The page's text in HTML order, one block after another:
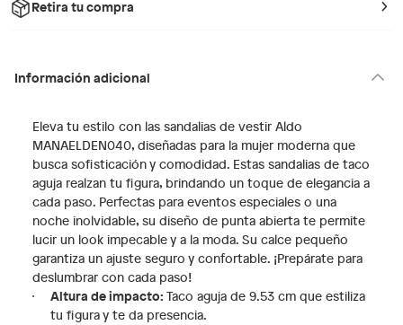
Retira tu compra
Información adicional
Eleva tu estilo con las sandalias de vestir Aldo
MANAELDEN040, diseñadas para la mujer moderna que
busca sofisticación y comodidad. Estas sandalias de taco
aguja realzan tu figura, brindando un toque de elegancia a
cada paso. Perfectas para eventos especiales o una
noche inolvidable, su diseño de punta abierta te permite
lucir un look impecable y a la moda. Su calce pequeño
garantiza un ajuste seguro y confortable. ¡Prepárate para
deslumbrar con cada paso!
Altura de impacto: Taco aguja de 9.53 cm que estiliza
tu figura y te da presencia.